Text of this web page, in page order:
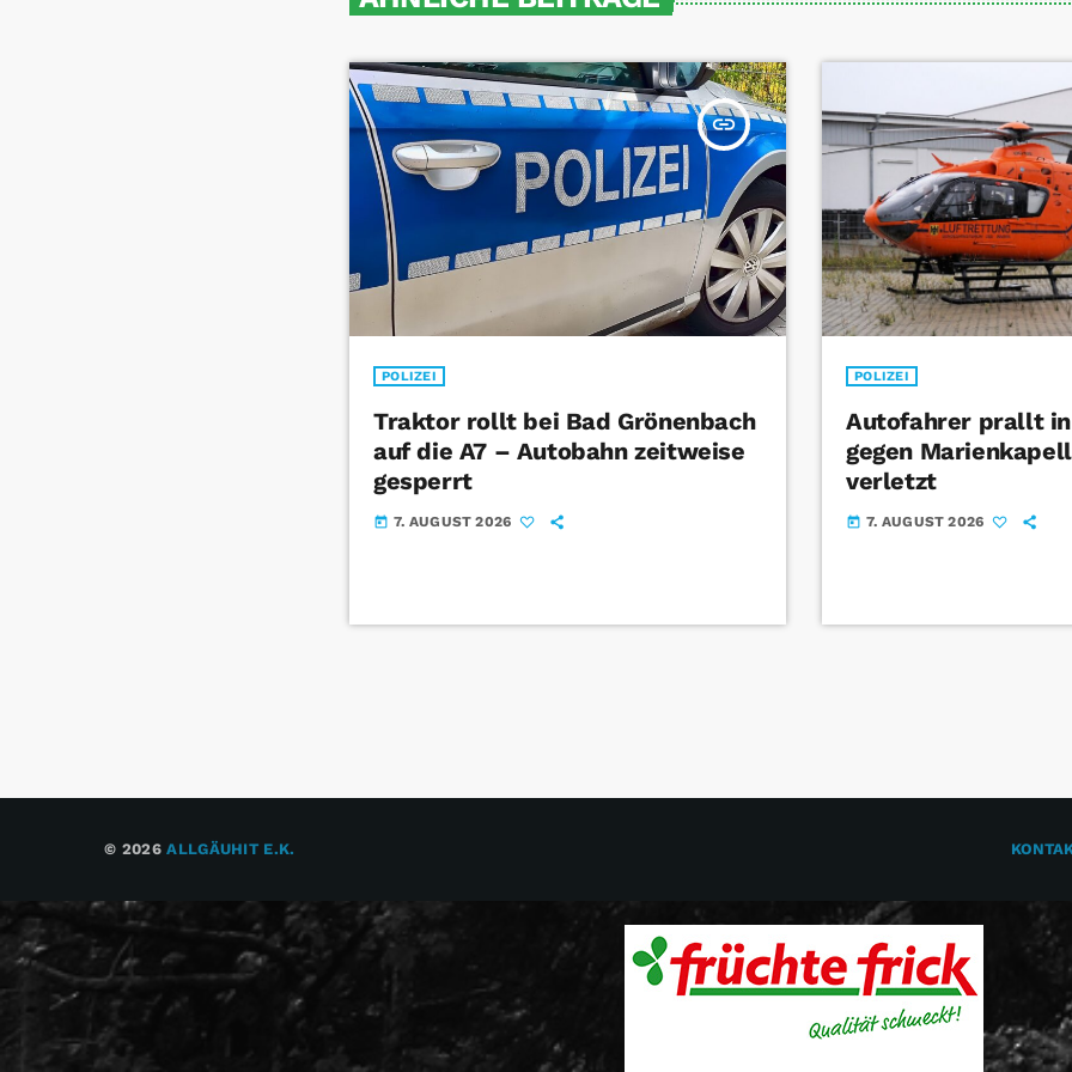
insert_link
POLIZEI
Traktor rollt bei Bad Grönenbach
auf die A7 – Autobahn zeitweise
gesperrt
today 7. AUGUST 2026
POLIZEI
Autofahrer prallt
gegen
verletzt
today 7. AUGUST 2026
© 2026ALLGÄUHIT E.K.